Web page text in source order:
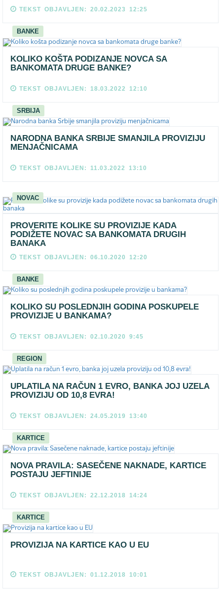
TEKST OBJAVLJEN: 20.02.2023 12:25
BANKE
KOLIKO KOŠTA PODIZANJE NOVCA SA
BANKOMATA DRUGE BANKE?
TEKST OBJAVLJEN: 18.03.2022 12:10
SRBIJA
NARODNA BANKA SRBIJE SMANJILA PROVIZIJU
MENJAČNICAMA
TEKST OBJAVLJEN: 11.03.2022 13:10
NOVAC
PROVERITE KOLIKE SU PROVIZIJE KADA
PODIŽETE NOVAC SA BANKOMATA DRUGIH
BANAKA
TEKST OBJAVLJEN: 06.10.2020 12:20
BANKE
KOLIKO SU POSLEDNJIH GODINA POSKUPELE
PROVIZIJE U BANKAMA?
TEKST OBJAVLJEN: 02.10.2020 9:45
REGION
UPLATILA NA RAČUN 1 EVRO, BANKA JOJ UZELA
PROVIZIJU OD 10,8 EVRA!
TEKST OBJAVLJEN: 24.05.2019 13:40
KARTICE
NOVA PRAVILA: SASEČENE NAKNADE, KARTICE
POSTAJU JEFTINIJE
TEKST OBJAVLJEN: 22.12.2018 14:24
KARTICE
PROVIZIJA NA KARTICE KAO U EU
TEKST OBJAVLJEN: 01.12.2018 10:01